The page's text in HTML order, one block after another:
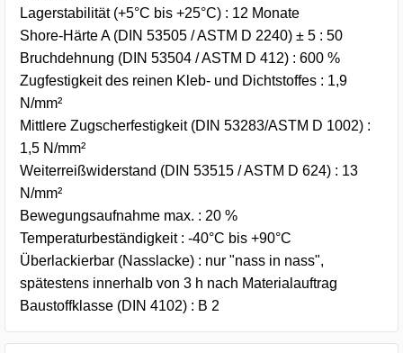
Lagerstabilität (+5°C bis +25°C) : 12 Monate
Shore-Härte A (DIN 53505 / ASTM D 2240) ± 5 : 50
Bruchdehnung (DIN 53504 / ASTM D 412) : 600 %
Zugfestigkeit des reinen Kleb- und Dichtstoffes : 1,9
N/mm²
Mittlere Zugscherfestigkeit (DIN 53283/ASTM D 1002) :
1,5 N/mm²
Weiterreißwiderstand (DIN 53515 / ASTM D 624) : 13
N/mm²
Bewegungsaufnahme max. : 20 %
Temperaturbeständigkeit : -40°C bis +90°C
Überlackierbar (Nasslacke) : nur "nass in nass",
spätestens innerhalb von 3 h nach Materialauftrag
Baustoffklasse (DIN 4102) : B 2